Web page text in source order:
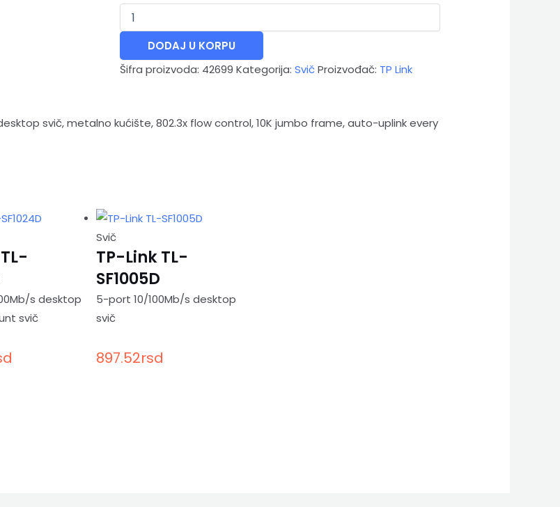
DODAJ U KORPU
Šifra proizvoda: 42699 Kategorija: SvičProizvođač: TP Link
svič, metalno kućište, 802.3x flow control, 10K jumbo frame, auto-uplink every
s desktop
svič
Svič
TP-Link TL-
SF1005D
5-port 10/100Mb/s desktop
svič
897.52rsd